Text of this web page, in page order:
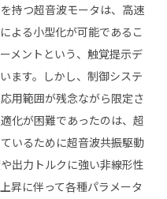
持つ超音波モータは、高速
よる小型化が可能であるこ
メントという、触覚提示デ
ます。しかし、制御システ
用範囲が残念ながら限定さ
化が困難であったのは、超
いるために超音波共振駆動
出力トルクに強い非線形性
昇に伴って各種パラメータ